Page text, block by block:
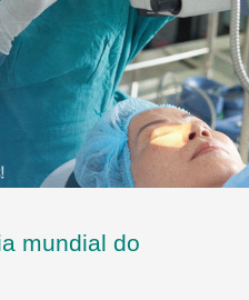
mundial do